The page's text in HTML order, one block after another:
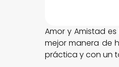
Amor y Amistad
mejor manera de
práctica y con un